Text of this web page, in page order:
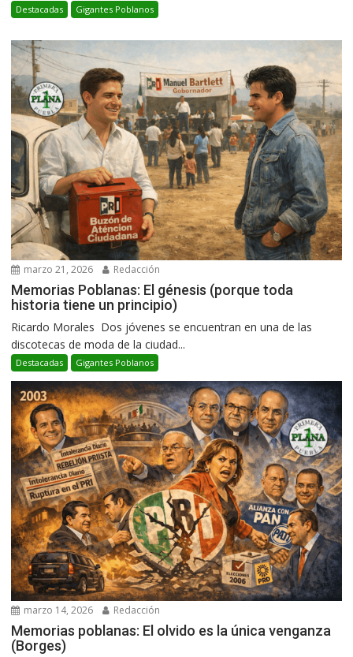
Destacadas Gigantes Poblanos
marzo 21, 2026 Redacción
Memorias Poblanas: El génesis (porque toda
historia tiene un principio)
Ricardo Morales Dos jóvenes se encuentran en una de las
discotecas de moda de la ciudad...
Destacadas Gigantes Poblanos
marzo 14, 2026 Redacción
Memorias poblanas: El olvido es la única venganza
(Borges)